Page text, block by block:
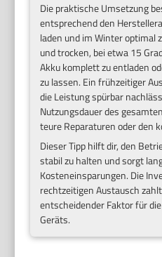
Die praktische Umsetzung
entsprechend den
laden und im Winter optimal
und trocken, bei etwa 15
Akku komplett zu entladen
zu lassen. Ein frühzeitiger
die Leistung spürbar
Nutzungsdauer des
teure Reparaturen oder den
Dieser Tipp hilft dir, den
stabil zu halten und sorgt
Kosteneinsparungen. Die
rechtzeitigen Austausch
entscheidender Faktor für
Geräts.